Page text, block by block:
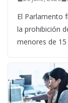
El Parlamento
la prohibición
menores de